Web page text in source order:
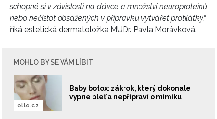
schopné si v závislosti na dávce a množství neuroproteinů
nebo nečistot obsažených v přípravku vytvářet protilátky,“
říká estetická dermatoložka MUDr. Pavla Morávková.
MOHLO BY SE VÁM LÍBIT
Baby botox: zákrok, který dokonale
vypne pleť a nepřipraví o mimiku
elle.cz